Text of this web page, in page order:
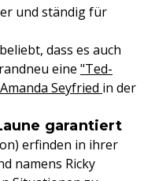
und ständig für
dass es auch
eine "Ted-
Seyfried in der
garantiert
erfinden in ihrer
namens Ricky